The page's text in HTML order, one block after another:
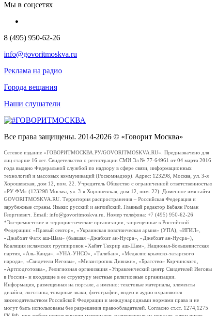
Мы в соцсетях
8 (495) 950-62-26
info@govoritmoskva.ru
Реклама на радио
Города вещания
Наши слушатели
Все права защищены. 2014-2026 © «Говорит Москва»
Сетевое издание «ГОВОРИТМОСКВА.РУ/GOVORITMOSKVA.RU». Предназначено для
лиц старше 16 лет. Свидетельство о регистрации СМИ Эл № 77-64961 от 04 марта 2016
года выдано Федеральной службой по надзору в сфере связи, информационных
технологий и массовых коммуникаций (Роскомнадзор). Адрес: 123298, Москва, ул. 3-я
Хорошевская, дом 12, пом. 22. Учредитель Общество с ограниченной ответственностью
«РУ ФМ» (123298 Москва, ул. 3-я Хорошевская, дом 12, пом. 22). Доменное имя сайта
GOVORITMOSKVA.RU. Территория распространения – Российская Федерация и
зарубежные страны. Языки: русский и английский. Главный редактор Бабаян Роман
Георгиевич. Email: info@govoritmoskva.ru. Номер телефона: +7 (495) 950-62-26
*Экстремистские и террористические организации, запрещенные в Российской
Федерации: «Правый сектор», «Украинская повстанческая армия» (УПА), «ИГИЛ»,
«Джабхат Фатх аш-Шам» (бывшая «Джабхат ан-Нусра», «Джебхат ан-Нусра»),
Коалиция исламских группировок «Хайят Тахрир аш-Шам», Национал-Большевистская
партия, «Аль-Каида», «УНА-УНСО», «Талибан», «Меджлис крымско-татарского
народа», «Свидетели Иеговы», «Мизантропик Дивижн», «Братство» Корчинского,
«Артподготовка», Религиозная организация «Управленческий центр Свидетелей Иеговы
в России» и входящие в ее структуру местные религиозные организации.
Информация, размещенная на портале, а именно: текстовые материалы, элементы
дизайна, логотипы, товарные знаки, фотографии, видео и аудио охраняются
законодательством Российской Федерации и международными нормами права и не
могут быть использованы без разрешения правообладателей. Согласно ст.ст. 1274,1275